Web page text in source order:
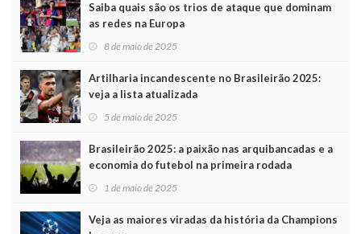
Saiba quais são os trios de ataque que dominam
as redes na Europa
8 de maio de 2025
Artilharia incandescente no Brasileirão 2025:
veja a lista atualizada
5 de maio de 2025
Brasileirão 2025: a paixão nas arquibancadas e a
economia do futebol na primeira rodada
1 de maio de 2025
Veja as maiores viradas da história da Champions